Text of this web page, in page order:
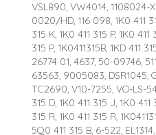
VSL890, VW4014, 1108024-
0020/HD, 116 098, 1K0 411
315 K, 1K0 411 315 P, 1K0 411
315 P, 1K0411315B, 1KD 411
26774 01, 4637, 50-09746,
63563, 9005083, DSR1045,
TC2690, V10-7255, VO-LS-
315 D, 1K0 411 315 J, 1K0 411
315 R, 1K0 411 315 R,
5Q0 411 315 B, 6-522,